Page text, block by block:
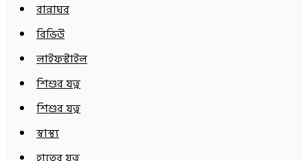
রান্নাঘর
রিভিউ
লাইফস্টাইল
শিশুর যত্ন
শিশুর যত্ন
স্বাস্থ্য